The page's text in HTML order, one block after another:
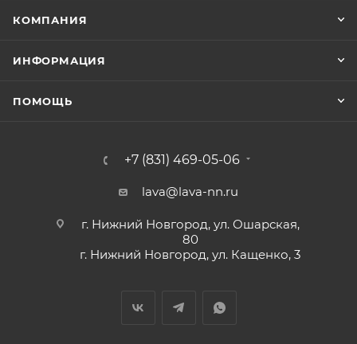
КОМПАНИЯ
ИНФОРМАЦИЯ
ПОМОЩЬ
+7 (831) 469-05-06
lava@lava-nn.ru
г. Нижний Новгород, ул. Ошарская,
80
г. Нижний Новгород, ул. Кащенко, 3